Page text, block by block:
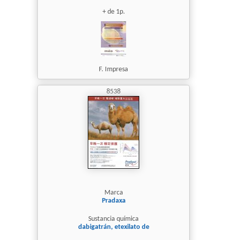
+ de 1p.
F. Impresa
8538
Marca
Pradaxa
Sustancia química
dabigatrán, etexilato de